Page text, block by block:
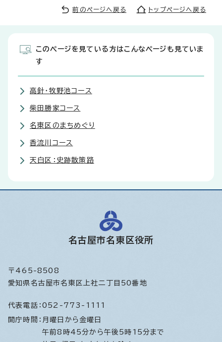
前のページへ戻る トップページへ戻る
このページを見ている方はこんなページも見ていま
す
高針・牧野池コース
柴田勝家コース
名東区のまちめぐり
香流川コース
天白区：史跡散策路
名古屋市名東区役所
〒465-8508
愛知県名古屋市名東区上社二丁目50番地
代表電話： 052-773-1111
開庁時間： 月曜日から金曜日
午前8時45分から午後5時15分まで